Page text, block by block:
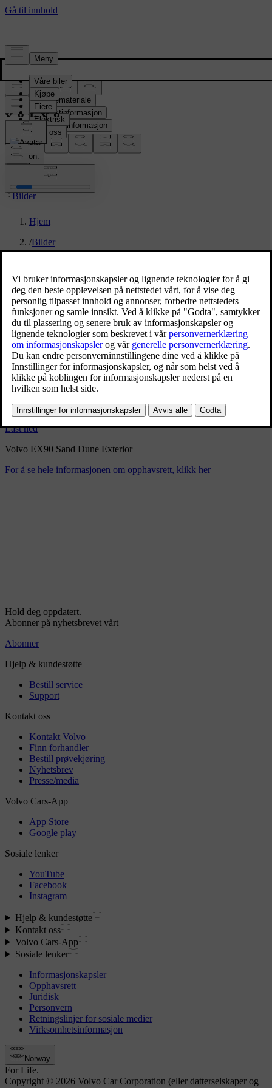
Presserom
Pressemateriale
Produktinformasjon
Selskapsinformasjon
Mediekontakter
location:
NO
Bilder
Hjem
/Bilder
Volvo EX90 Sand Dune
Exterior
9/3/2024
Bokmerke
Del
Last ned
Volvo EX90 Sand Dune Exterior
For å se hele informasjonen om opphavsrett, klikk her